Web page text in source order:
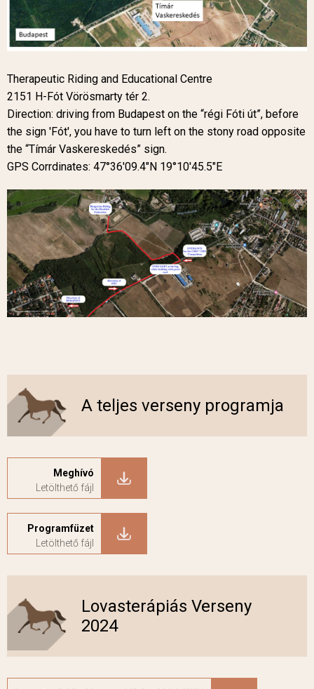
Therapeutic Riding and Educational Centre
2151 H-Fót Vörösmarty tér 2.
Direction: driving from Budapest on the “régi Fóti út”, before
the sign 'Fót', you have to turn left on the stony road opposite
the “Tímár Vaskereskedés” sign.
GPS Corrdinates: 47°36'09.4"N 19°10'45.5"E
A teljes verseny programja
Meghívó
Programfüzet
Lovasterápiás Verseny
2024